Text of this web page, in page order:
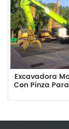
Excavadora
Con Pinza
Pinza Para